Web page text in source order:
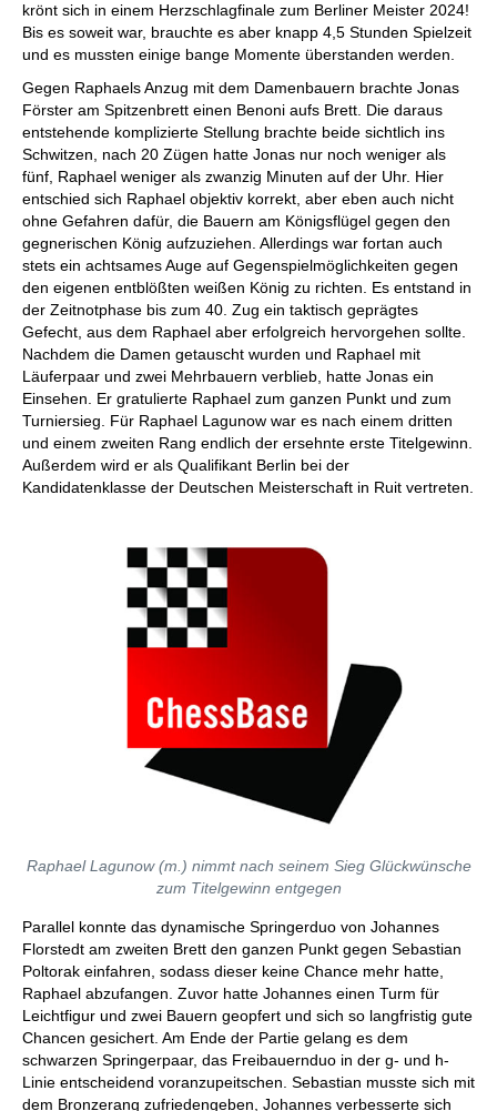
krönt sich in einem Herzschlagfinale zum Berliner Meister 2024!
Bis es soweit war, brauchte es aber knapp 4,5 Stunden Spielzeit
und es mussten einige bange Momente überstanden werden.
Gegen Raphaels Anzug mit dem Damenbauern brachte Jonas
Förster am Spitzenbrett einen Benoni aufs Brett. Die daraus
entstehende komplizierte Stellung brachte beide sichtlich ins
Schwitzen, nach 20 Zügen hatte Jonas nur noch weniger als
fünf, Raphael weniger als zwanzig Minuten auf der Uhr. Hier
entschied sich Raphael objektiv korrekt, aber eben auch nicht
ohne Gefahren dafür, die Bauern am Königsflügel gegen den
gegnerischen König aufzuziehen. Allerdings war fortan auch
stets ein achtsames Auge auf Gegenspielmöglichkeiten gegen
den eigenen entblößten weißen König zu richten. Es entstand in
der Zeitnotphase bis zum 40. Zug ein taktisch geprägtes
Gefecht, aus dem Raphael aber erfolgreich hervorgehen sollte.
Nachdem die Damen getauscht wurden und Raphael mit
Läuferpaar und zwei Mehrbauern verblieb, hatte Jonas ein
Einsehen. Er gratulierte Raphael zum ganzen Punkt und zum
Turniersieg. Für Raphael Lagunow war es nach einem dritten
und einem zweiten Rang endlich der ersehnte erste Titelgewinn.
Außerdem wird er als Qualifikant Berlin bei der
Kandidatenklasse der Deutschen Meisterschaft in Ruit vertreten.
Raphael Lagunow (m.) nimmt nach seinem Sieg Glückwünsche
zum Titelgewinn entgegen
Parallel konnte das dynamische Springerduo von Johannes
Florstedt am zweiten Brett den ganzen Punkt gegen Sebastian
Poltorak einfahren, sodass dieser keine Chance mehr hatte,
Raphael abzufangen. Zuvor hatte Johannes einen Turm für
Leichtfigur und zwei Bauern geopfert und sich so langfristig gute
Chancen gesichert. Am Ende der Partie gelang es dem
schwarzen Springerpaar, das Freibauernduo in der g- und h-
Linie entscheidend voranzupeitschen. Sebastian musste sich mit
dem Bronzerang zufriedengeben, Johannes verbesserte sich